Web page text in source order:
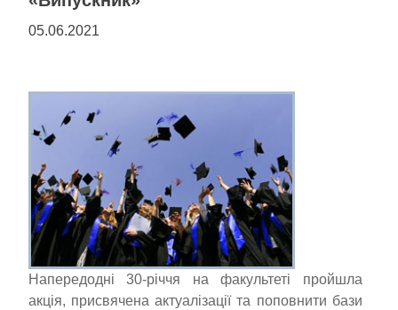
05.06.2021
Напередодні 30-річчя на факультеті пройшла
акція, присвячена актуалізації та поповнити бази